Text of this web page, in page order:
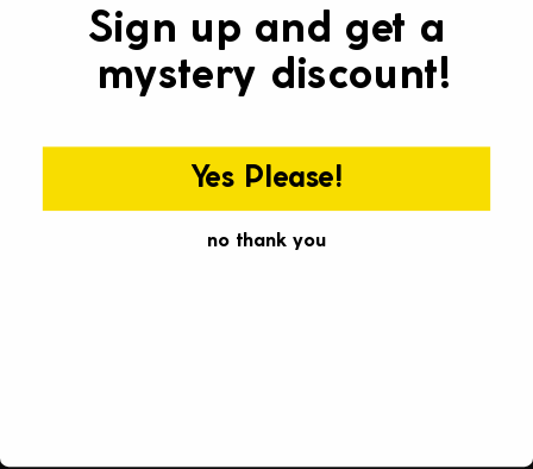
Sign up and get a
mystery discount!
Yes Please!
no thank you